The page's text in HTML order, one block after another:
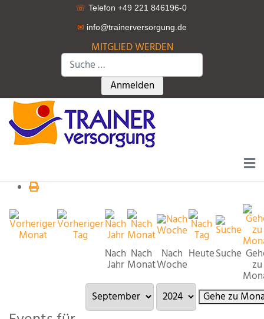
☏ Telefon +49 221 846196-0
✉ info@trainerversorgung.de
MITGLIED WERDEN
Suchen
Type 2 or more characters for
Anmelden
Nach
Jahr
Nach
Monat
Nach
Woche
HeuteSuche
zu
Gehe zu